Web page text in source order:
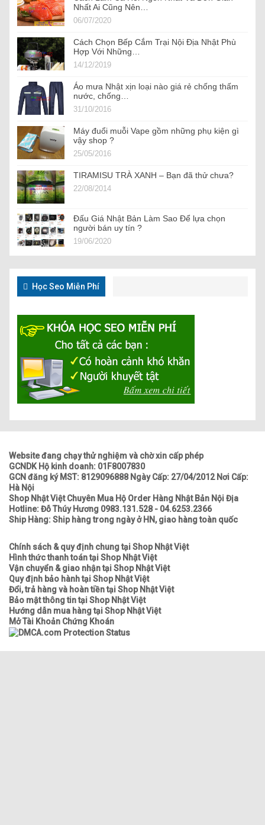
Nhất Ai Cũng Nên…
06/07/2020
Cách Chọn Bếp Cắm Trại Nội Địa Nhật Phù
Hợp Với Những…
14/12/2019
Áo mưa Nhật xịn loại nào giá rẻ chống thấm
nước, chống…
31/10/2016
Máy đuổi muỗi Vape gồm những phụ kiện gì
vậy shop ?
25/05/2016
TIRAMISU TRÀ XANH – Bạn đã thử chưa?
22/08/2014
Đấu Giá Nhật Bản Làm Sao Để lựa chọn
người bán uy tín ?
19/06/2020
Học Seo Miễn Phí
Website đang chạy thử nghiệm và chờ xin cấp phép
GCNDK Hộ kinh doanh: 01F8007830
GCN đăng ký MST: 8129096888 Ngày Cấp: 27/04/2012 Nơi Cấp:
Hà Nội
Shop Nhật Việt Chuyên Mua Hộ Order Hàng Nhật Bản Nội Địa
Hotline: Đỗ Thúy Hương 0983.131.528 - 04.6253.2366
Ship Hàng: Ship hàng trong ngày ở HN, giao hàng toàn quốc
Chính sách & quy định chung tại Shop Nhật Việt
Hình thức thanh toán tại Shop Nhật Việt
Vận chuyển & giao nhận tại Shop Nhật Việt
Quy định bảo hành tại Shop Nhật Việt
Đổi, trả hàng và hoàn tiền tại Shop Nhật Việt
Bảo mật thông tin tại Shop Nhật Việt
Hướng dẫn mua hàng tại Shop Nhật Việt
Mở Tài Khoản Chứng Khoán